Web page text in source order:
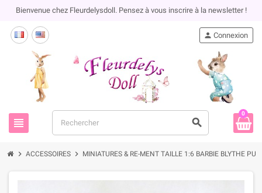
Bienvenue chez Fleurdelysdoll. Pensez à vous inscrire à la newsletter !
view_headline search
person Connexion
0
chevron_right ACCESSOIRES chevron_right MINIATURES & RE-MENT TAILLE 1:6 BARBIE BLYTHE